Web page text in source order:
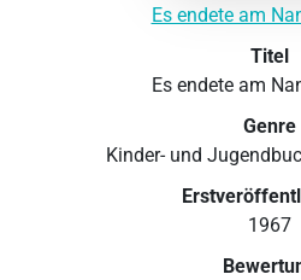
Es endete am
Titel
Es endete am
Genre
Kinder- und
1967